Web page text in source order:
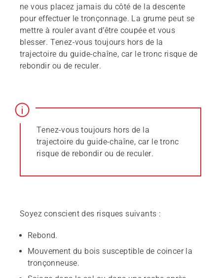
ne vous placez jamais du côté de la descente
pour effectuer le tronçonnage. La grume peut se
mettre à rouler avant d’être coupée et vous
blesser. Tenez-vous toujours hors de la
trajectoire du guide-chaîne, car le tronc risque de
rebondir ou de reculer.
Tenez-vous toujours hors de la
trajectoire du guide-chaîne, car le tronc
risque de rebondir ou de reculer.
Soyez conscient des risques suivants :
Rebond.
Mouvement du bois susceptible de coincer la
tronçonneuse.